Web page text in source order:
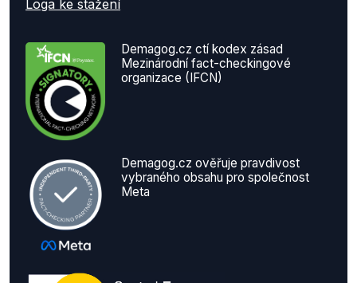
Loga ke stažení
Demagog.cz ctí kodex zásad
Mezinárodní fact-checkingové
organizace (IFCN)
Demagog.cz ověřuje pravdivost
vybraného obsahu pro společnost
Meta